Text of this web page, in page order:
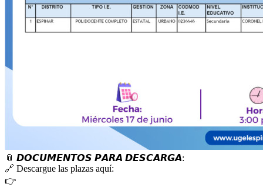
📎 𝘿𝙊𝘾𝙐𝙈𝙀𝙉𝙏𝙊𝙎 𝙋𝘼𝙍𝘼 𝘿𝙀𝙎𝘾𝘼𝙍𝙂𝘼:
🔗 Descargue las plazas aquí:
👉